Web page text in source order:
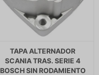
TAPA ALTERNADOR
SCANIA TRAS. SERIE 4
BOSCH SIN RODAMIENTO